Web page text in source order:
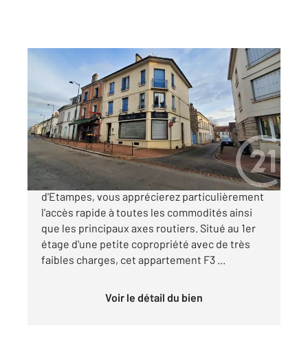
ETAMPES 91
66,50 m
, 3 pièces
Ref : 16860
Appartement F3 à vendre
160 000 €
Idéalement situé en plein centre ville
d'Etampes, vous apprécierez particulièrement
l'accès rapide à toutes les commodités ainsi
que les principaux axes routiers. Situé au 1er
étage d'une petite copropriété avec de très
faibles charges, cet appartement F3 ...
Voir le détail du bien